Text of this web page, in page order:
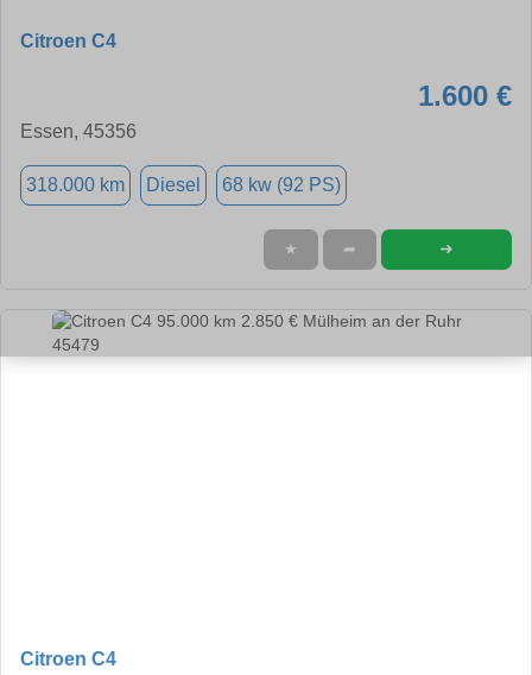
Citroen C4
1.600 €
Essen, 45356
318.000 km Diesel 68 kw (92 PS)
★ ➦ ➜
Citroen C4